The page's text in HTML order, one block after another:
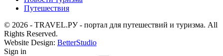
Путешествия
© 2026 - TRAVEL.РУ - портал для путешествий и туризма. All
Rights Reserved.
Website Design: BetterStudio
Sign in